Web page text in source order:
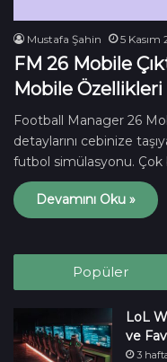
Mustafa Şahin 5 Kasım
FM 26 Mobile
Mobile Özellikleri
Football Manager 26
detaylarını cebinize
futbol simülasyonu.
Devamını Oku »
Popüler
LoL
ve
3